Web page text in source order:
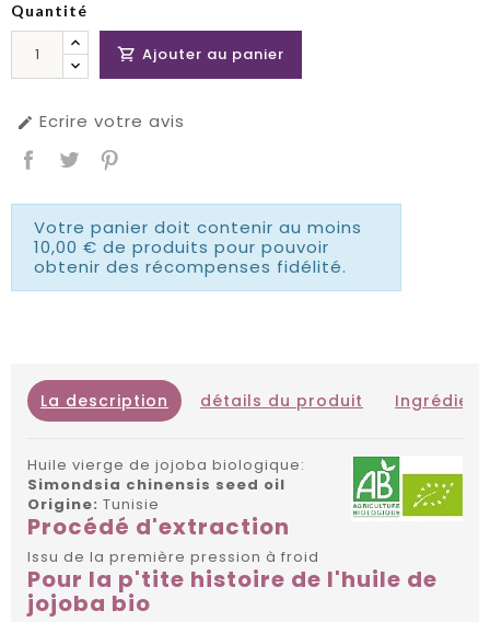
Quantité
 Ajouter au panier
 Ecrire votre avis
Votre panier doit contenir au moins
10,00 € de produits pour pouvoir
obtenir des récompenses fidélité.
La description détails du produit
Huile vierge de jojoba biologique:
Simondsia chinensis seed oil
Origine: Tunisie
Procédé d'extraction
Issu de la première pression à froid
Pour la p'tite histoire de l'huile de
jojoba bio